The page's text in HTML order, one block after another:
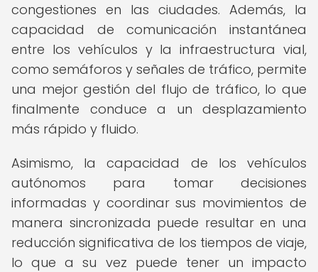
congestiones en las ciudades. Además, la
capacidad de comunicación instantánea
entre los vehículos y la infraestructura vial,
como semáforos y señales de tráfico, permite
una mejor gestión del flujo de tráfico, lo que
finalmente conduce a un desplazamiento
más rápido y fluido.
Asimismo, la capacidad de los vehículos
autónomos para tomar decisiones
informadas y coordinar sus movimientos de
manera sincronizada puede resultar en una
reducción significativa de los tiempos de viaje,
lo que a su vez puede tener un impacto